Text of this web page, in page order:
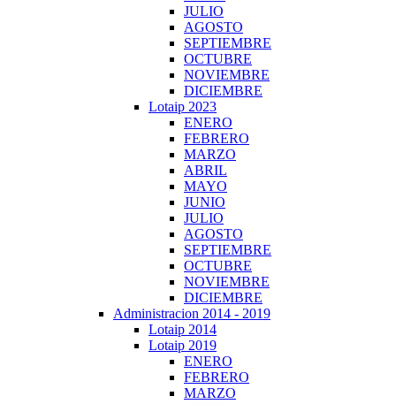
JULIO
AGOSTO
SEPTIEMBRE
OCTUBRE
NOVIEMBRE
DICIEMBRE
Lotaip 2023
ENERO
FEBRERO
MARZO
ABRIL
MAYO
JUNIO
JULIO
AGOSTO
SEPTIEMBRE
OCTUBRE
NOVIEMBRE
DICIEMBRE
Administracion 2014 - 2019
Lotaip 2014
Lotaip 2019
ENERO
FEBRERO
MARZO